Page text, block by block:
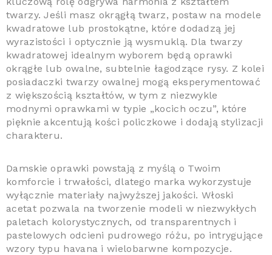
twarzy. Jeśli masz okrągłą twarz, postaw na modele
kwadratowe lub prostokątne, które dodadzą jej
wyrazistości i optycznie ją wysmuklą. Dla twarzy
kwadratowej idealnym wyborem będą oprawki
okrągłe lub owalne, subtelnie łagodzące rysy. Z kolei
posiadaczki twarzy owalnej mogą eksperymentować
z większością kształtów, w tym z niezwykle
modnymi oprawkami w typie „kocich oczu”, które
pięknie akcentują kości policzkowe i dodają stylizacji
charakteru.
Damskie oprawki powstają z myślą o Twoim
komforcie i trwałości, dlatego marka wykorzystuje
wyłącznie materiały najwyższej jakości. Włoski
acetat pozwala na tworzenie modeli w niezwykłych
paletach kolorystycznych, od transparentnych i
pastelowych odcieni pudrowego różu, po intrygujące
wzory typu havana i wielobarwne kompozycje.